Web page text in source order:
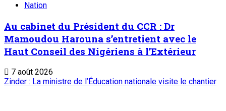
Nation
Au cabinet du Président du CCR : Dr
Mamoudou Harouna s’entretient avec le
Haut Conseil des Nigériens à l’Extérieur
7 août 2026
Zinder : La ministre de l’Éducation nationale visite le chantier